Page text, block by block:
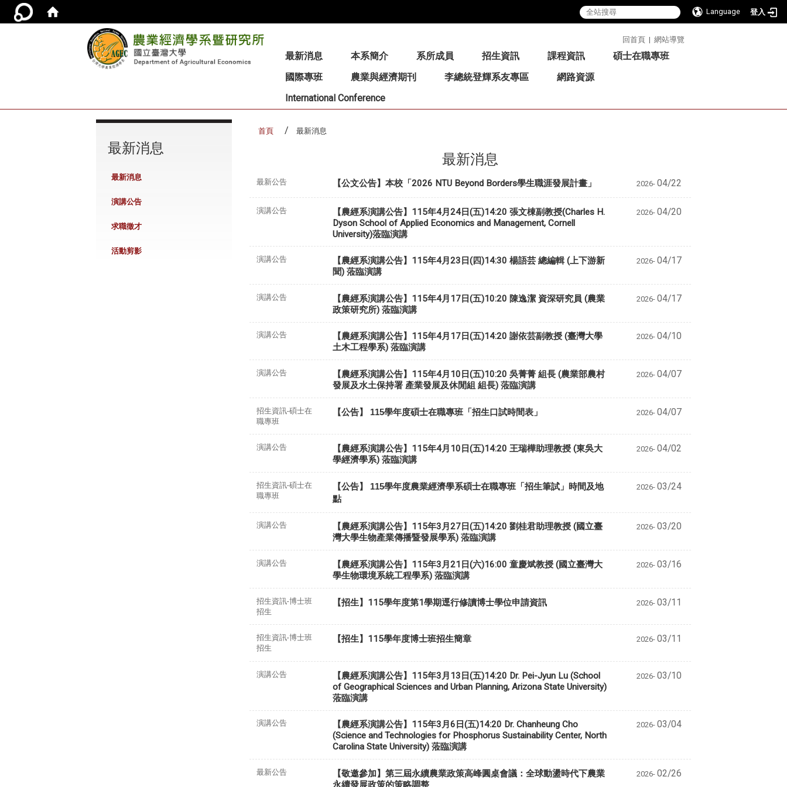
Language 登入
回首頁 | 網站導覽
最新消息 本系簡介 系所成員 招生資訊 課程資訊
碩士在職專班
國際專班
農業與經濟期刊 李總統登輝系友專區
網路資源
International Conference
最新消息
最新消息
演講公告
求職徵才
活動剪影
首頁 最新消息
最新消息
最新公告 【公文公告】本校「2026 NTU Beyond Borders學生職涯發展計畫」 2026- 04/22
演講公告
【農經系演講公告】115年4月24日(五)14:20 張文棟副教授(Charles H.
Dyson School of Applied Economics and Management, Cornell
University)蒞臨演講
2026- 04/20
演講公告
【農經系演講公告】115年4月23日(四)14:30 楊語芸 總編輯 (上下游新
聞) 蒞臨演講
2026- 04/17
演講公告
【農經系演講公告】115年4月17日(五)10:20 陳逸潔 資深研究員 (農業
政策研究所) 蒞臨演講
2026- 04/17
演講公告
【農經系演講公告】115年4月17日(五)14:20 謝依芸副教授 (臺灣大學
土木工程學系) 蒞臨演講
2026- 04/10
演講公告
【農經系演講公告】115年4月10日(五)10:20 吳菁菁 組長 (農業部農村
發展及水土保持署 產業發展及休閒組 組長) 蒞臨演講
2026- 04/07
招生資訊-碩士在
職專班
【公告】 115學年度碩士在職專班「招生口試時間表」 2026- 04/07
演講公告
【農經系演講公告】115年4月10日(五)14:20 王瑞樺助理教授 (東吳大
學經濟學系) 蒞臨演講
2026- 04/02
招生資訊-碩士在
職專班
【公告】 115學年度農業經濟學系碩士在職專班「招生筆試」時間及地
點
2026- 03/24
演講公告
【農經系演講公告】115年3月27日(五)14:20 劉桂君助理教授 (國立臺
灣大學生物產業傳播暨發展學系) 蒞臨演講
2026- 03/20
演講公告
【農經系演講公告】115年3月21日(六)16:00 童慶斌教授 (國立臺灣大
學生物環境系統工程學系) 蒞臨演講
2026- 03/16
招生資訊-博士班
招生
【招生】115學年度第1學期逕行修讀博士學位申請資訊 2026- 03/11
招生資訊-博士班
招生
【招生】115學年度博士班招生簡章 2026- 03/11
演講公告
【農經系演講公告】115年3月13日(五)14:20 Dr. Pei-Jyun Lu (School
of Geographical Sciences and Urban Planning, Arizona State University)
蒞臨演講
2026- 03/10
演講公告
【農經系演講公告】115年3月6日(五)14:20 Dr. Chanheung Cho
(Science and Technologies for Phosphorus Sustainability Center, North
Carolina State University) 蒞臨演講
2026- 03/04
最新公告
【敬邀參加】第三屆永續農業政策高峰圓桌會議：全球動盪時代下農業
永續發展政策的策略調整
2026- 02/26